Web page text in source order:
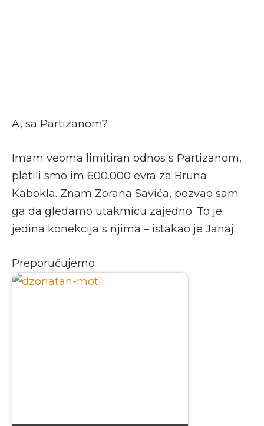
A, sa Partizanom?
Imam veoma limitiran odnos s Partizanom,
platili smo im 600.000 evra za Bruna
Kabokla. Znam Zorana Savića, pozvao sam
ga da gledamo utakmicu zajedno. To je
jedina konekcija s njima – istakao je Janaj.
Preporučujemo